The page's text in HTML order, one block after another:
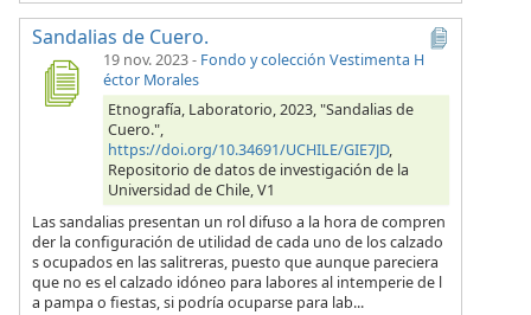
Sandalias de Cuero.
19 nov. 2023- Fondo y colección Vestimenta H
éctor Morales
Etnografía, Laboratorio, 2023, "Sandalias de
Cuero.",
https://doi.org/10.34691/UCHILE/GIE7JD,
Repositorio de datos de investigación de la
Universidad de Chile, V1
Las sandalias presentan un rol difuso a la hora de compren
der la configuración de utilidad de cada uno de los calzado
s ocupados en las salitreras, puesto que aunque pareciera
que no es el calzado idóneo para labores al intemperie de l
a pampa o fiestas, si podría ocuparse para lab...